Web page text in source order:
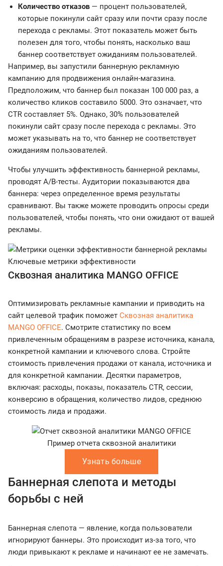
Количество отказов — процент пользователей,
которые покинули сайт сразу или почти сразу после
перехода с рекламы. Этот показатель может быть
полезен для того, чтобы понять, насколько ваш
баннер соответствует ожиданиям пользователей.
Например, вы запустили баннерную рекламную
кампанию для продвижения онлайн-магазина.
Предположим, что баннер был показан 100 000 раз, а
количество кликов составило 5000. Это означает, что
CTR составляет 5%. Однако, 30% пользователей
покинули сайт сразу после перехода с рекламы. Это
может указывать на то, что баннер не соответствует
ожиданиям пользователей.
Чтобы улучшить эффективность баннерной рекламы,
проводят A/B-тесты. Аудитории показываются два
баннера: через определенное время результаты
сравнивают. Вы также можете проводить опросы среди
пользователей, чтобы понять, что они ожидают от вашей
рекламы.
Ключевые метрики эффективности
Сквозная аналитика MANGO OFFICE
Оптимизировать рекламные кампании и приводить на
сайт целевой трафик поможет Сквозная аналитика
MANGO OFFICE. Смотрите статистику по всем
привлеченным обращениям в разрезе источника, канала,
конкретной кампании и ключевого слова. Стройте
стоимость привлечения продажи от канала, источника и
для конкретной кампании. Десятки параметров,
включая: расходы, показы, показатель CTR, сессии,
конверсию в обращения, количество лидов, среднюю
стоимость лида и продажи.
Пример отчета сквозной аналитики
Узнать больше
Баннерная слепота и методы
борьбы с ней
Баннерная слепота — явление, когда пользователи
игнорируют баннеры. Это происходит из-за того, что
люди привыкают к рекламе и начинают ее не замечать.